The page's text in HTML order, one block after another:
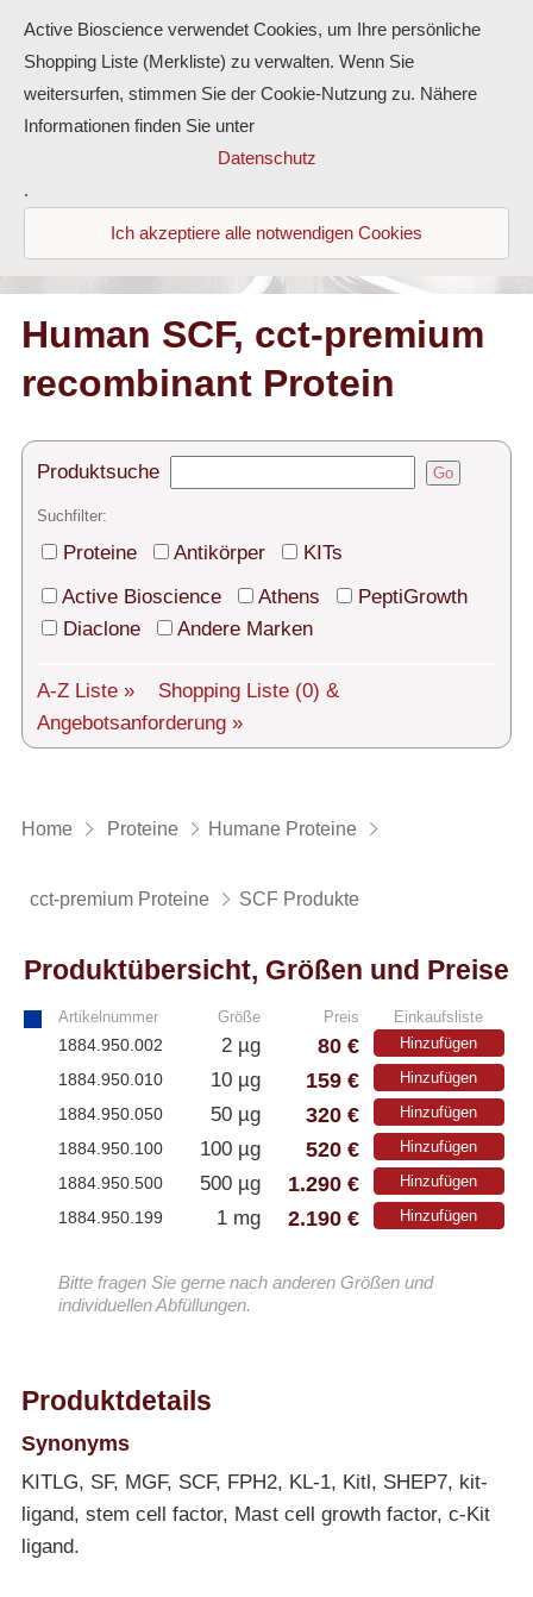
Antikörper
ELISA-Kits
Diaclone Produkte
Home
Kontakt
Versand
Über uns
Service
AGBs
Human SCF, cct-premium
recombinant Protein
Produktsuche Go
Suchfilter:
Proteine Antikörper
KITs
Active Bioscience
Athens
PeptiGrowth
Diaclone
Andere Marken
A-Z Liste » Shopping Liste (0) &
Angebotsanforderung »
Home Proteine Humane Proteine
cct-premium Proteine SCF Produkte
Produktübersicht, Größen und Preise
Artikelnummer Größe Preis Einkaufsliste
1884.950.002 2 µg 80 € Hinzufügen
1884.950.010 10 µg 159 € Hinzufügen
1884.950.050 50 µg 320 € Hinzufügen
1884.950.100 100 µg 520 € Hinzufügen
1884.950.500 500 µg 1.290 € Hinzufügen
1884.950.199 1 mg 2.190 € Hinzufügen
Bitte fragen Sie gerne nach anderen Größen und
individuellen Abfüllungen.
Produktdetails
Synonyms
KITLG, SF, MGF, SCF, FPH2, KL-1, Kitl, SHEP7, kit-
ligand, stem cell factor, Mast cell growth factor, c-Kit
ligand.
Active Bioscience verwendet Cookies, um Ihre persönliche
Shopping Liste (Merkliste) zu verwalten. Wenn Sie
weitersurfen, stimmen Sie der Cookie-Nutzung zu. Nähere
Informationen finden Sie unter
Datenschutz
.
Ich akzeptiere alle notwendigen Cookies